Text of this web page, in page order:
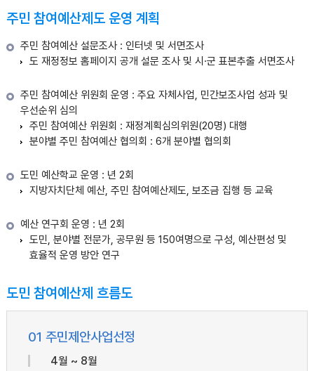
주민 참여예산제도 운영 계획
주민 참여예산 설문조사 : 인터넷 및 서면조사
도 재정정보 홈페이지 공개 설문 조사 및 시·군 표본추출 서면조사
주민 참여예산 위원회 운영 : 주요 자체사업, 민간보조사업 성과 및
우선순위 심의
주민 참여예산 위원회 : 재정계획심의위원(20명) 대행
분야별 주민 참여예산 협의회 : 6개 분야별 협의회
도민 예산학교 운영 : 년 2회
지방자치단체 예산, 주민 참여예산제도, 보조금 집행 등 교육
예산 연구회 운영 : 년 2회
도민, 분야별 전문가, 공무원 등 150여명으로 구성, 예산편성 및
효율적 운영 방안 연구
도민 참여예산제 흐름도
01 주민제안사업선정
4월 ~ 8월